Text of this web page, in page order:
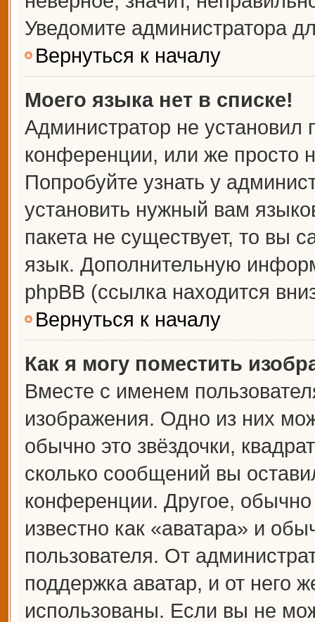
Уведомите администратора
Вернуться к началу
Моего языка нет в списке!
Администратор не установил
конференции, или же просто
Попробуйте узнать у
установить нужный вам
пакета не существует, то вы
язык. Дополнительную
phpBB (ссылка находится
Вернуться к началу
Как я могу поместить
Вместе с именем
изображения. Одно из них
обычно это звёздочки,
сколько сообщений вы
конференции. Другое,
известно как «аватара» и
пользователя. От
поддержка аватар, и от него
использованы. Если вы не